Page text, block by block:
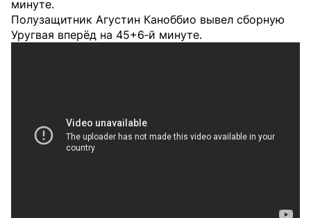
минуте.
Полузащитник Агустин Каноббио вывел сборную
Уругвая вперёд на 45+6‑й минуте.